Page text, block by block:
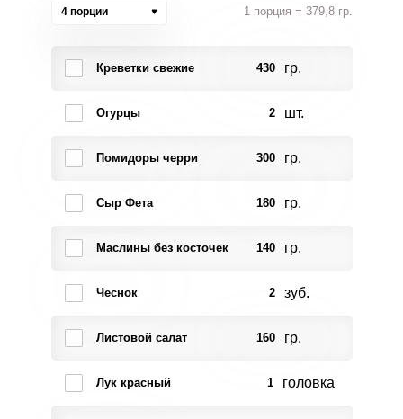
4 порции 1 порция = 379,8 гр.
Креветки свежие 430 гр.
Огурцы 2 шт.
Помидоры черри 300 гр.
Сыр Фета 180 гр.
Маслины без косточек 140 гр.
Чеснок 2 зуб.
Листовой салат 160 гр.
Лук красный 1 головка